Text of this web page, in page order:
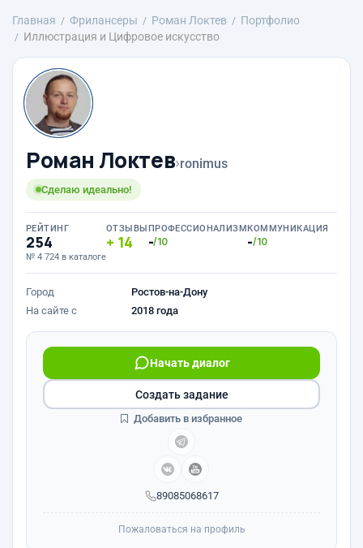
Главная Фрилансеры Роман Локтев
Портфолио
Иллюстрация и Цифровое искусство
Роман Локтев›ronimus
Сделаю идеально!
РЕЙТИНГ
254
№ 4 724 в каталоге
ОТЗЫВЫ
14
ПРОФЕССИОНАЛИЗМ
-/10
КОММУНИКАЦИЯ
-/10
Город
Ростов-на-Дону
На сайте с
2018 года
89085068617
Начать диалог
Создать задание
Добавить в избранное
Пожаловаться на профиль